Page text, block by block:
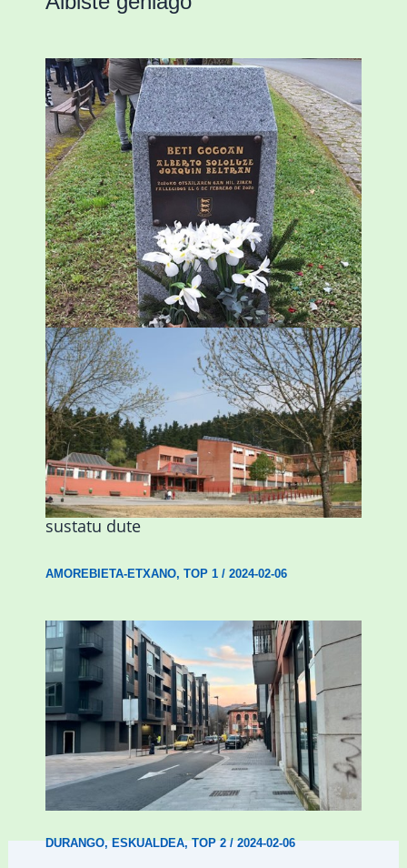
«Azkenengo 40 urteetan Zaldibar jo zuen
ingurumen-hondamendirik larriena»
ESKUALDEA,ZALDIBAR/2024-02-06
Amorebietak eta Eusko Jaurlaritzak
Urritxen institutu berri bat eraikitzea
sustatu dute
AMOREBIETA-ETXANO, TOP 1/ 2024-02-06
Udal etxebizitza tasatuei buruzko lehen
ordenantza izango du Durangok
DURANGO,ESKUALDEA,TOP 2/2024-02-06